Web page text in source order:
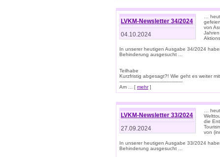
LVKM-Newsletter 34/2024
04.10.2024
…
von
In unserer heutigen Ausgabe 34/2024
Behinderung ausgesucht ...
Teilhabe
Kurzfristig abgesagt?! Wie geht es weiter
-------------------------------------------
Am ... [ mehr]
LVKM-Newsletter 33/2024
27.09.2024
…
die
von
In unserer heutigen Ausgabe 33/2024
Behinderung ausgesucht ...